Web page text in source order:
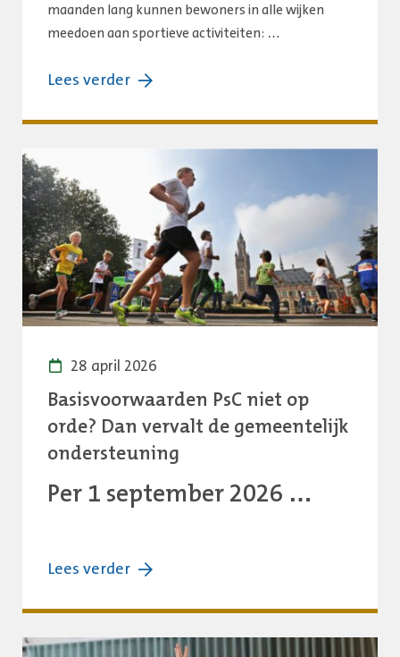
maanden lang kunnen bewoners in alle wijken
meedoen aan sportieve activiteiten: …
Lees verder over:
Sportzomer
drie
maanden
lang
sporten,
bewegen
en
28 april 2026
Basisvoorwaarden PsC niet op
orde? Dan vervalt de gemeentelijk
ondersteuning
Per 1 september 2026 …
Lees verder over:
PsC
niet